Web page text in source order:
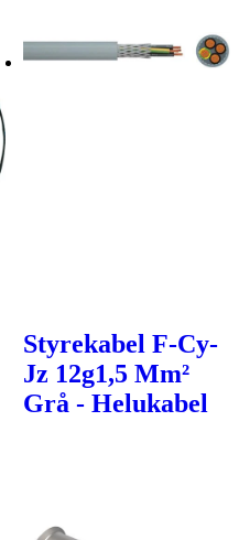
Styrekabel F-Cy-
Jz 12g1,5 Mm²
Grå - Helukabel